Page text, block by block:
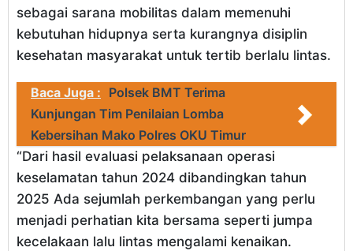
sebagai sarana mobilitas dalam memenuhi
kebutuhan hidupnya serta kurangnya disiplin
kesehatan masyarakat untuk tertib berlalu lintas.
Baca Juga : Polsek BMT Terima
Kunjungan Tim Penilaian Lomba
Kebersihan Mako Polres OKU Timur
“Dari hasil evaluasi pelaksanaan operasi
keselamatan tahun 2024 dibandingkan tahun
2025 Ada sejumlah perkembangan yang perlu
menjadi perhatian kita bersama seperti jumpa
kecelakaan lalu lintas mengalami kenaikan.